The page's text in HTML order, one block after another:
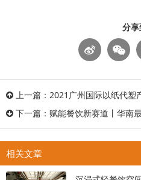
分
上一篇： 2021广州国际以纸代塑
下一篇： 赋能餐饮新赛道丨华南
相关文章